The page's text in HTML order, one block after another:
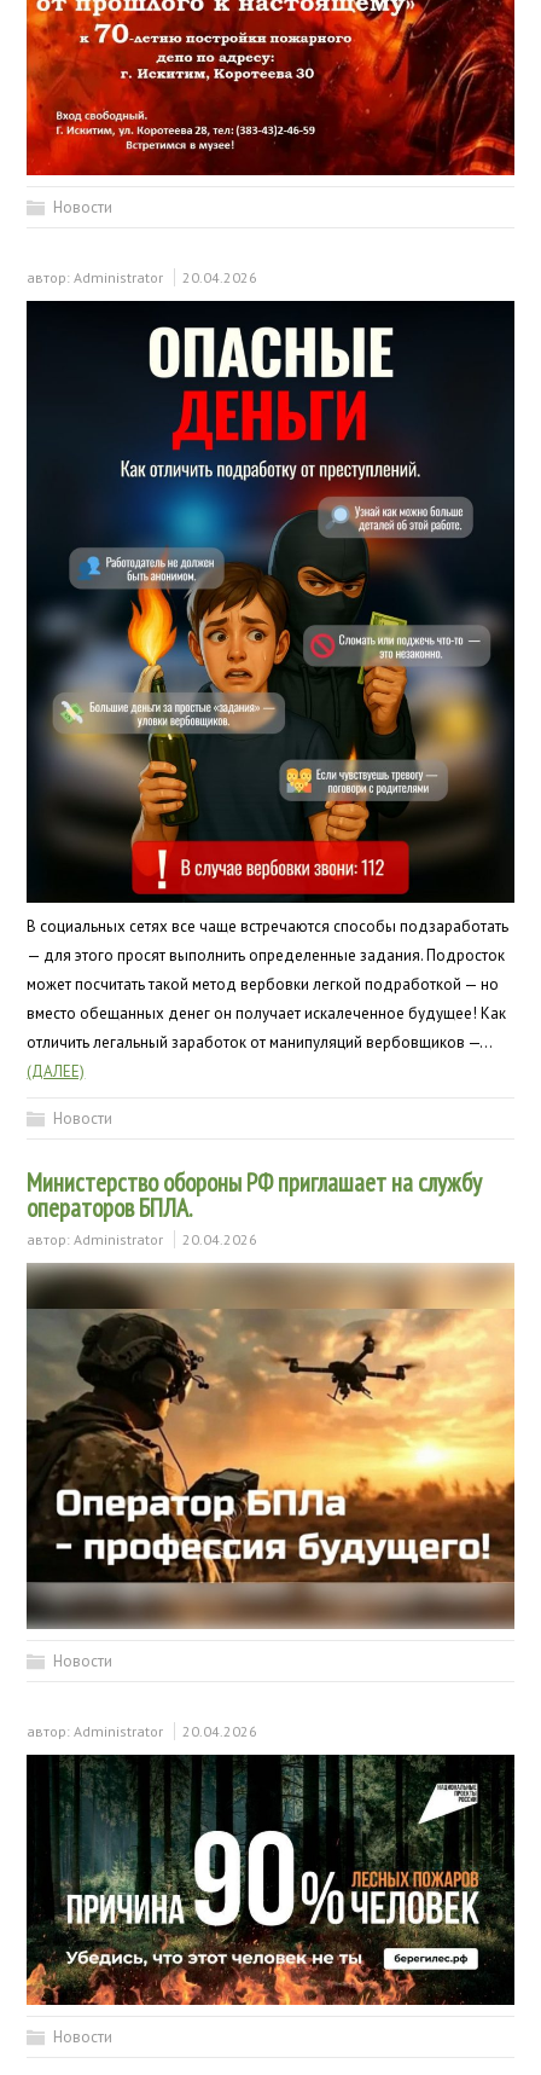
Новости
автор:Administrator 20.04.2026
В социальных сетях все чаще встречаются способы подзаработать
— для этого просят выполнить определенные задания. Подросток
может посчитать такой метод вербовки легкой подработкой — но
вместо обещанных денег он получает искалеченное будущее! Как
отличить легальный заработок от манипуляций вербовщиков —…
(ДАЛЕЕ)
Новости
Министерство обороны РФ приглашает на службу
операторов БПЛА.
автор:Administrator 20.04.2026
Новости
автор:Administrator 20.04.2026
Новости